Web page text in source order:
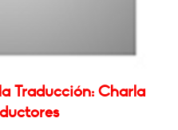
Traducción: Charla